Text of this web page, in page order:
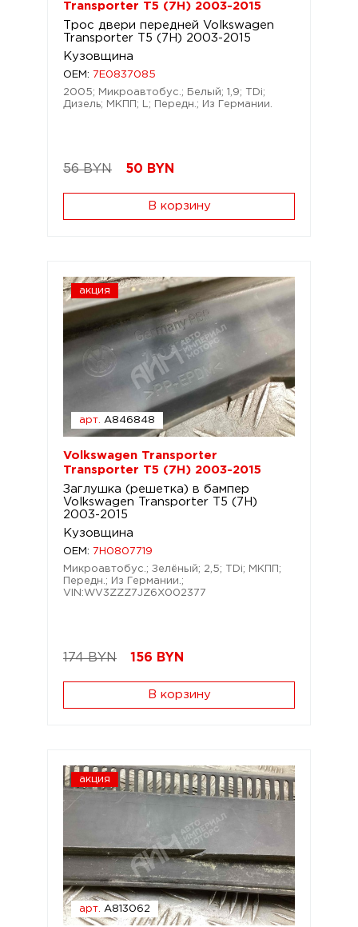
Transporter T5 (7H) 2003-2015
Трос двери передней Volkswagen
Transporter T5 (7H) 2003-2015
Кузовщина
OEM:
7E0837085
2005; Микроавтобус.; Белый; 1,9; TDi;
Дизель; МКПП; L; Передн.; Из Германии.
56 BYN 50 BYN
В корзину
акция
арт. A846848
Volkswagen Transporter
Transporter T5 (7H) 2003-2015
Заглушка (решетка) в бампер
Volkswagen Transporter T5 (7H)
2003-2015
Кузовщина
OEM:
7H0807719
Микроавтобус.; Зелёный; 2,5; TDi; МКПП;
Передн.; Из Германии.;
VIN:WV3ZZZ7JZ6X002377
174 BYN 156 BYN
В корзину
акция
арт. A813062